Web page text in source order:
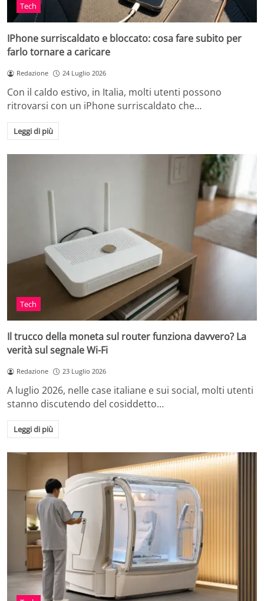
Tech
IPhone surriscaldato e bloccato: cosa fare subito per
farlo tornare a caricare
Redazione 24 Luglio 2026
Con il caldo estivo, in Italia, molti utenti possono
ritrovarsi con un iPhone surriscaldato che…
Leggi di più
Tech
Il trucco della moneta sul router funziona davvero? La
verità sul segnale Wi-Fi
Redazione 23 Luglio 2026
A luglio 2026, nelle case italiane e sui social, molti utenti
stanno discutendo del cosiddetto…
Leggi di più